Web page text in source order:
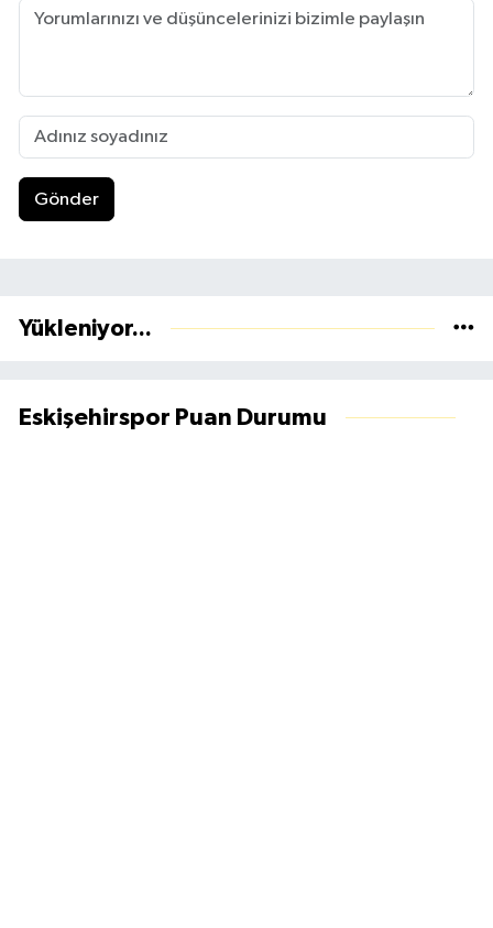
Gönder
Yükleniyor...
Eskişehirspor Puan Durumu